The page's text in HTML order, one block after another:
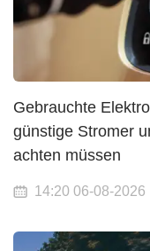
Gebrauchte
günstige Stromer
achten müssen
14:20 06-08-2026